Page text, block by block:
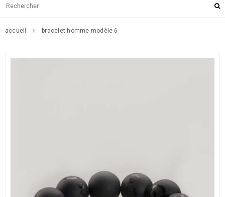
accueil bracelet homme modèle 6